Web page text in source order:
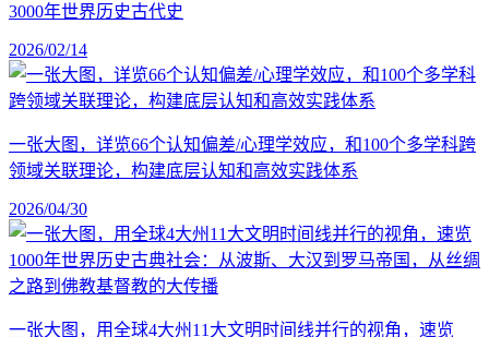
3000年世界历史古代史
2026/02/14
一张大图，详览66个认知偏差/心理学效应，和100个多学科跨
领域关联理论，构建底层认知和高效实践体系
2026/04/30
一张大图，用全球4大州11大文明时间线并行的视角，速览